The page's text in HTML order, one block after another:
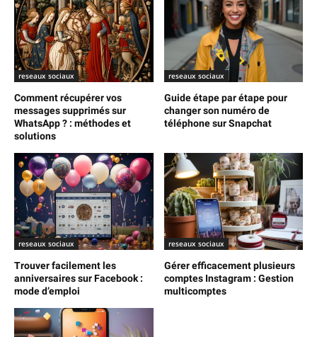
reseaux sociaux
Comment récupérer vos
messages supprimés sur
WhatsApp ? : méthodes et
solutions
reseaux sociaux
Guide étape par étape pour
changer son numéro de
téléphone sur Snapchat
reseaux sociaux
Trouver facilement les
anniversaires sur Facebook :
mode d’emploi
reseaux sociaux
Gérer efficacement plusieurs
comptes Instagram : Gestion
multicomptes